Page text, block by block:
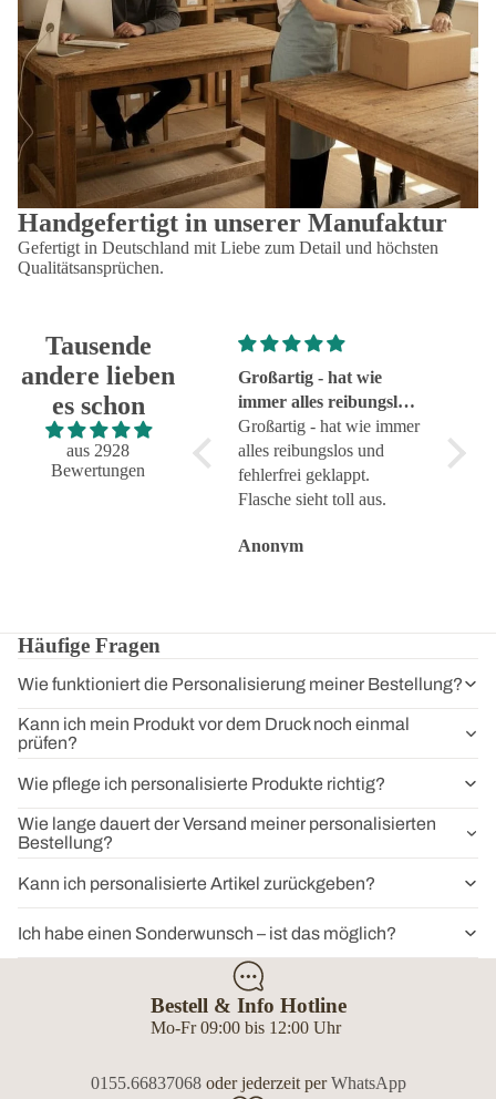
Handgefertigt in unserer Manufaktur
Gefertigt in Deutschland mit Liebe zum Detail und höchsten
Qualitätsansprüchen.
Tausende
andere lieben
es schon
aus 2928
Bewertungen
Super!
Super!
Großartig - hat wie
immer alles reibungslos
und fehlerfrei geklappt
Großartig - hat wie immer
alles reibungslos und
fehlerfrei geklappt.
Flasche sieht toll aus.
Anonym
Häufige Fragen
Wie funktioniert die Personalisierung meiner Bestellung?
Kann ich mein Produkt vor dem Druck noch einmal
prüfen?
Wie pflege ich personalisierte Produkte richtig?
Wie lange dauert der Versand meiner personalisierten
Bestellung?
Kann ich personalisierte Artikel zurückgeben?
Ich habe einen Sonderwunsch – ist das möglich?
Bestell & Info Hotline
Mo-Fr 09:00 bis 12:00 Uhr
0155.66837068oder jederzeit perWhatsApp